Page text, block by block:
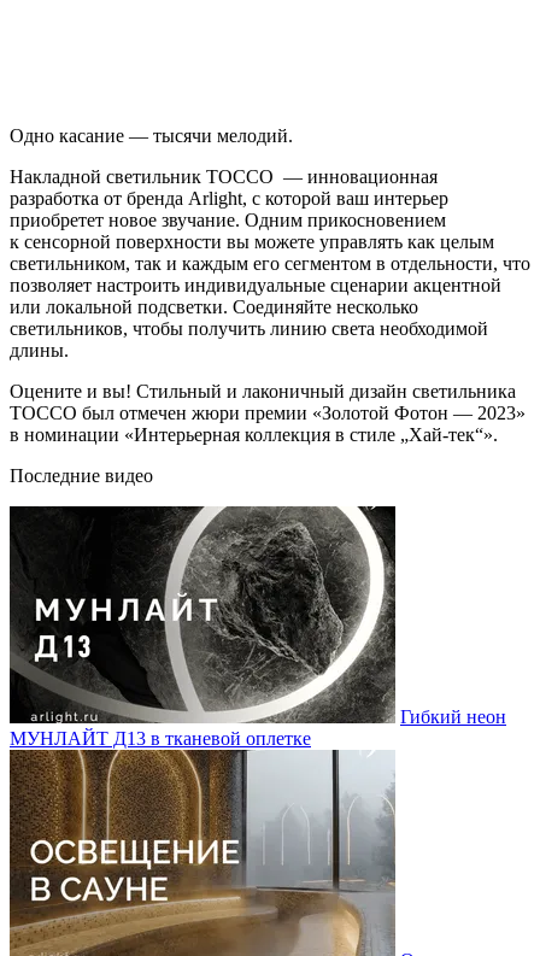
Одно касание — тысячи мелодий.
Накладной светильник TOCCO — инновационная
разработка от бренда Arlight, с которой ваш интерьер
приобретет новое звучание. Одним прикосновением
к сенсорной поверхности вы можете управлять как целым
светильником, так и каждым его сегментом в отдельности, что
позволяет настроить индивидуальные сценарии акцентной
или локальной подсветки. Соединяйте несколько
светильников, чтобы получить линию света необходимой
длины.
Оцените и вы! Стильный и лаконичный дизайн светильника
TOCCO был отмечен жюри премии «Золотой Фотон — 2023»
в номинации «Интерьерная коллекция в стиле „Хай-тек“».
Последние видео
Гибкий неон
МУНЛАЙТ Д13 в тканевой оплетке